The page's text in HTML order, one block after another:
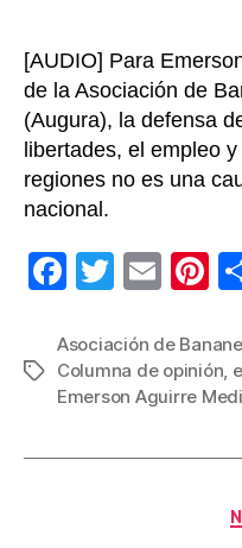
[AUDIO] Para
de la Asociación de
(Augura), la defensa
libertades, el empleo
regiones no es una
nacional.
F
c
e
o
T
tt
er
E
ail
Pi
er
e
Etiquetas
Asociación de
Columna de opinión
Emerson Aguirre